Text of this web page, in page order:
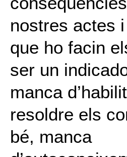
nostres actes
que ho facin
ser un
manca
resoldre els
bé, manca